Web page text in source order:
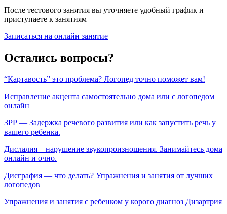
После тестового занятия вы уточняете удобный график и
приступаете к занятиям
Записаться на онлайн занятие
Остались вопросы?
“Картавость” это проблема? Логопед точно поможет вам!
Исправление акцента самостоятельно дома или с логопедом
онлайн
ЗРР — Задержка речевого развития или как запустить речь у
вашего ребенка.
Дислалия – нарушение звукопроизношения. Занимайтесь дома
онлайн и очно.
Дисграфия — что делать? Упражнения и занятия от лучших
логопедов
Упражнения и занятия с ребенком у корого диагноз Дизартрия